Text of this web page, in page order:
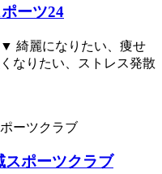
ーツ24
綺麗になりたい、痩せ
なりたい、ストレス発散
スポーツクラブ